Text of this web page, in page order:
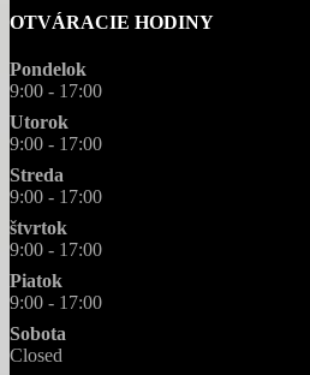
OTVÁRACIE HODINY
Pondelok
9:00 - 17:00
Utorok
9:00 - 17:00
Streda
9:00 - 17:00
štvrtok
9:00 - 17:00
Piatok
9:00 - 17:00
Sobota
Closed